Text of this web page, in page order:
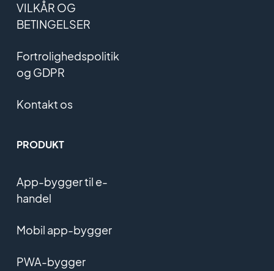
VILKÅR OG
BETINGELSER
Fortrolighedspolitik
og GDPR
Kontakt os
PRODUKT
App-bygger til e-
handel
Mobil app-bygger
PWA-bygger